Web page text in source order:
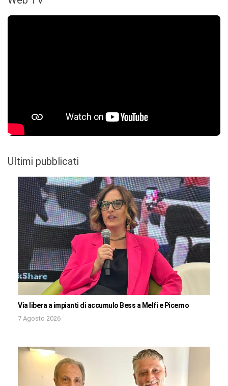
Ultimi pubblicati
Via libera a impianti di accumulo Bess a Melfi e Picerno
7 Agosto 2026